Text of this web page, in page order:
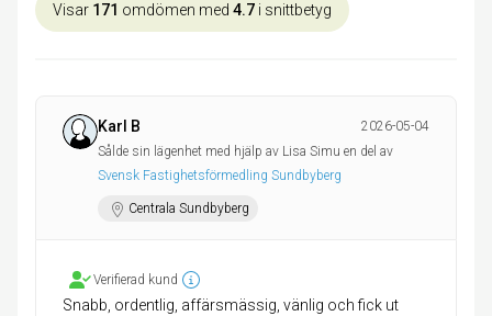
Visar 171 omdömen med 4.7 i snittbetyg
Karl B
2026-05-04
Sålde sin lägenhet med hjälp av Lisa Simu en del av
Svensk Fastighetsförmedling Sundbyberg
Centrala Sundbyberg
Verifierad kund
Snabb, ordentlig, affärsmässig, vänlig och fick ut